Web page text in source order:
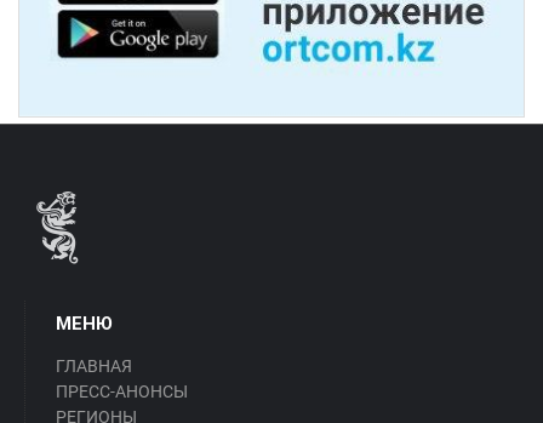
МЕНЮ
ГЛАВНАЯ
ПРЕСС-АНОНСЫ
РЕГИОНЫ